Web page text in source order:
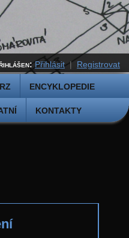
ENCYKLOPEDIE
KONTAKTY
Přihlásit | Registrovat